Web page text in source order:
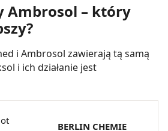
Ambrosol – który
i Ambrosol zawierają tą samą
i ich działanie jest
BERLIN CHEMIE